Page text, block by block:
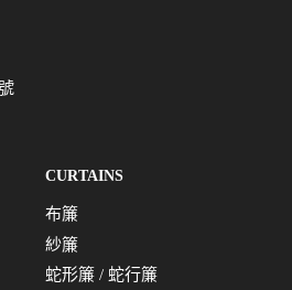
CURTAINS
布簾
紗簾
蛇形簾 / 蛇行簾